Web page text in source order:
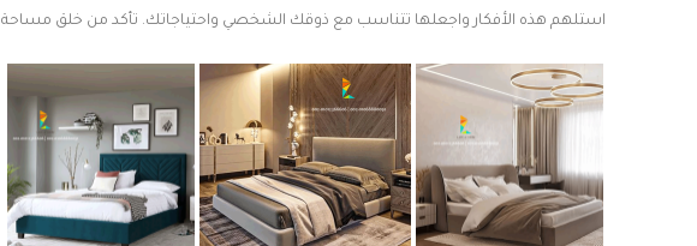
استلهم هذه الأفكار واجعلها تتناسب مع ذوقك الشخصي واحتياجاتك. تأكد من خلق